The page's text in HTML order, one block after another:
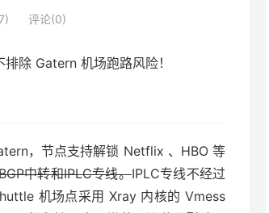
评论(0)
除 Gatern 机场跑路风险！
，节点支持解锁 Netflix 、HBO 等
中转和IPLC专线。IPLC专线不经过
机场点采用 Xray 内核的 Vmess